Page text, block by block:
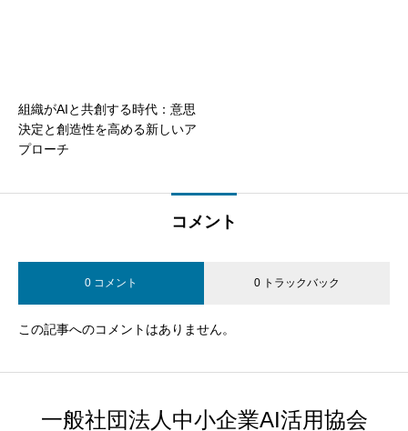
組織がAIと共創する時代：意思
決定と創造性を高める新しいア
プローチ
コメント
0 コメント 0 トラックバック
この記事へのコメントはありません。
一般社団法人中小企業AI活用協会